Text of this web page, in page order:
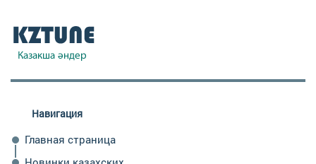
Навигация
Главная страница